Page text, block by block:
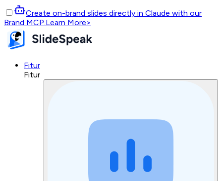
Create on-brand slides directly in Claude with our
Brand MCP.Learn More>
Fitur
Fitur